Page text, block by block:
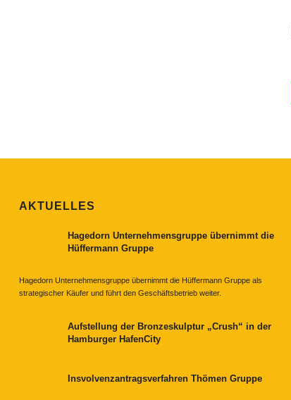
AKTUELLES
Hagedorn Unternehmensgruppe übernimmt die
Hüffermann Gruppe
Hagedorn Unternehmensgruppe übernimmt die Hüffermann Gruppe als
strategischer Käufer und führt den Geschäftsbetrieb weiter.
Aufstellung der Bronzeskulptur „Crush“ in der
Hamburger HafenCity
Insvolvenzantragsverfahren Thömen Gruppe